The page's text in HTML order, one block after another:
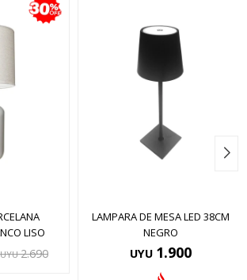
LISO
UYU 2.690
LAMPARA DE MESA LED 38CM
NEGRO
UYU 1.900